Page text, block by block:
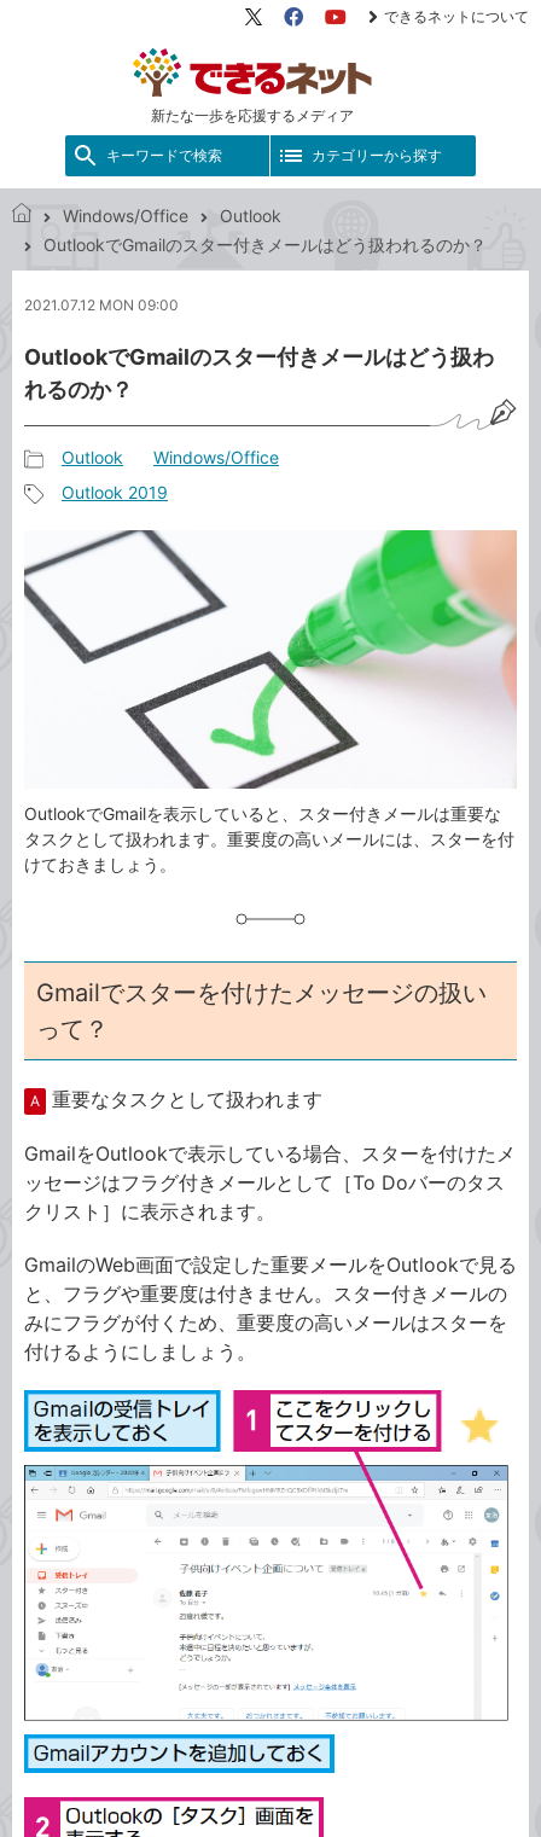
新たな一歩を応援するメディア
X（旧
FacebookYouTube
できるネットについて
キーワードで検索 カテゴリーから探す
で
ネ
ト
Windows/Office
Outlook
OutlookでGmailのスター付きメールはどう扱われるのか？
2021.07.12 MON 09:00
OutlookでGmailのスター付きメールはどう扱わ
れるのか？
事
テ
ゴ
リ
Outlook Windows/Office
タ
グ
Outlook 2019
OutlookでGmailを表示していると、スター付きメールは重要な
タスクとして扱われます。重要度の高いメールには、スターを付
けておきましょう。
Gmailでスターを付けたメッセージの扱い
って？
A 重要なタスクとして扱われます
GmailをOutlookで表示している場合、スターを付けたメ
ッセージはフラグ付きメールとして［To Doバーのタス
クリスト］に表示されます。
GmailのWeb画面で設定した重要メールをOutlookで見る
と、フラグや重要度は付きません。スター付きメールの
みにフラグが付くため、重要度の高いメールはスターを
付けるようにしましょう。